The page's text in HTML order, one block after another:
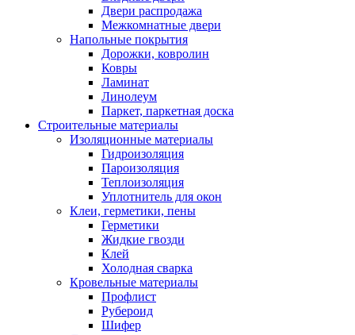
Двери распродажа
Межкомнатные двери
Напольные покрытия
Дорожки, ковролин
Ковры
Ламинат
Линолеум
Паркет, паркетная доска
Строительные материалы
Изоляционные материалы
Гидроизоляция
Пароизоляция
Теплоизоляция
Уплотнитель для окон
Клеи, герметики, пены
Герметики
Жидкие гвозди
Клей
Холодная сварка
Кровельные материалы
Профлист
Рубероид
Шифер